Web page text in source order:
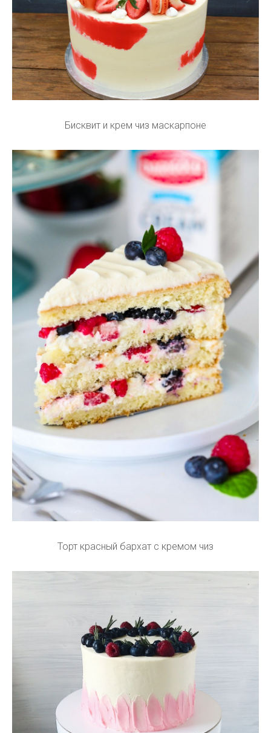
Бисквит и крем чиз маскарпоне
Торт красный бархат с кремом чиз